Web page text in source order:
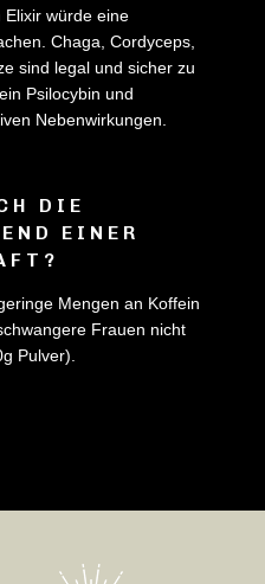
würde eine
Chaga, Cordyceps,
sind legal und sicher zu
Psilocybin und
Nebenwirkungen.
DIE
EINER
Mengen an Koffein
Frauen nicht
Pulver).